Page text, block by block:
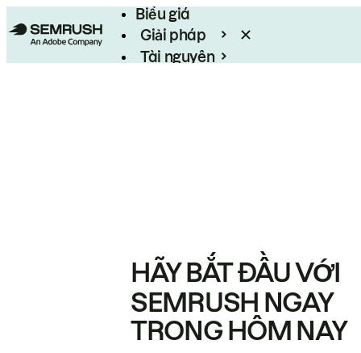
Biểu giá
Giải pháp
Tài nguyên
HÃY BẮT ĐẦU VỚI
SEMRUSH NGAY
TRONG HÔM NAY